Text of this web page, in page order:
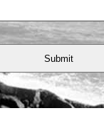
Submit